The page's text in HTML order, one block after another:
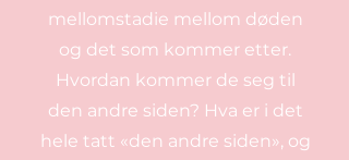
mellomstadie mellom døden
og det som kommer etter.
Hvordan kommer de seg til
den andre siden? Hva er i det
hele tatt «den andre siden», og